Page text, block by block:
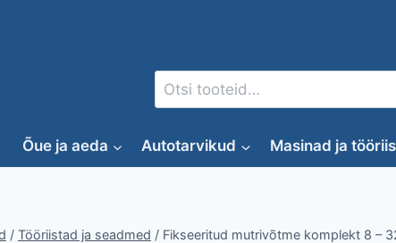
Otsi:
Õue ja aeda Autotarvikud Masinad ja
/ Tööriistad ja seadmed / Fikseeritud mutrivõtme komplekt 8 –